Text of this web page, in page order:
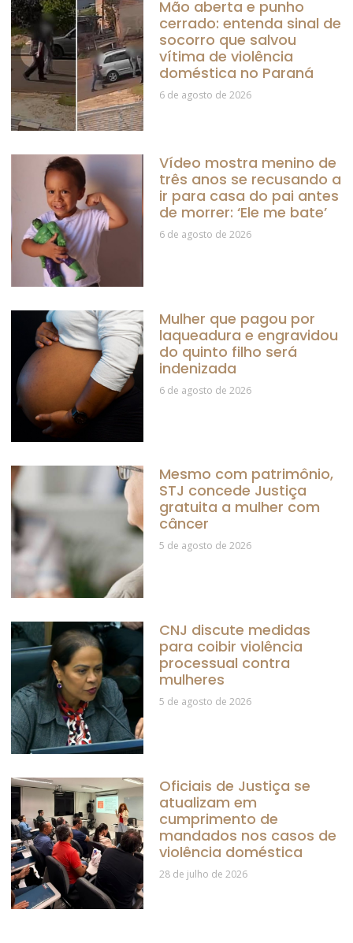
Mão aberta e punho
cerrado: entenda sinal de
socorro que salvou
vítima de violência
doméstica no Paraná
6 de agosto de 2026
Vídeo mostra menino de
três anos se recusando a
ir para casa do pai antes
de morrer: ‘Ele me bate’
6 de agosto de 2026
Mulher que pagou por
laqueadura e engravidou
do quinto filho será
indenizada
6 de agosto de 2026
Mesmo com patrimônio,
STJ concede Justiça
gratuita a mulher com
câncer
5 de agosto de 2026
CNJ discute medidas
para coibir violência
processual contra
mulheres
5 de agosto de 2026
Oficiais de Justiça se
atualizam em
cumprimento de
mandados nos casos de
violência doméstica
28 de julho de 2026